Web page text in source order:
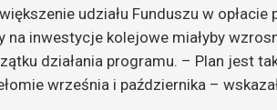
udziału Funduszu w
na inwestycje kolejowe miałyby
działania programu. – Plan jest
września i października –